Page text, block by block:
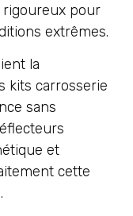
rigoureux pour
extrêmes.
la
kits carrosserie
sans
et
cette